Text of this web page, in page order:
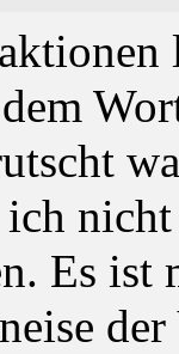
ich
Es ist